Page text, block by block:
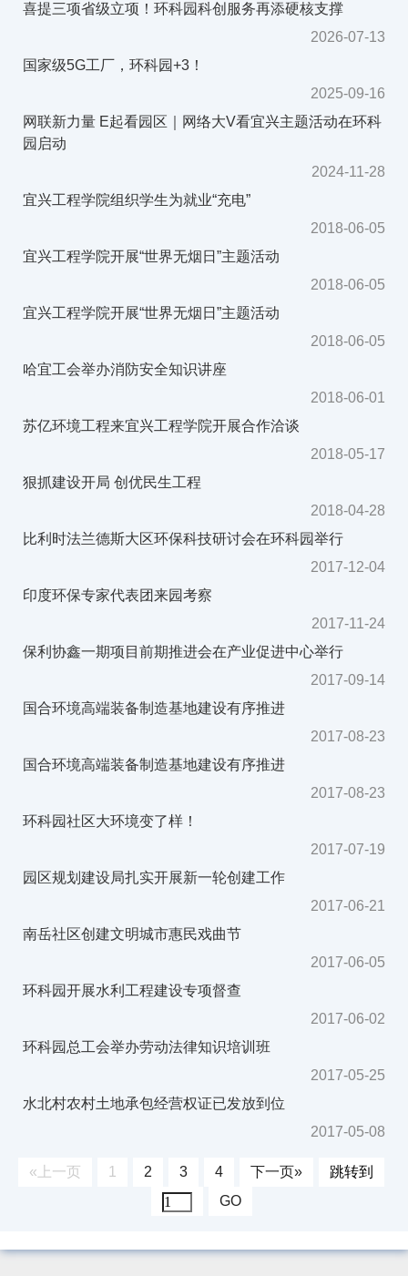
喜提三项省级立项！环科园科创服务再添硬核支撑
2026-07-13
国家级5G工厂，环科园+3！
2025-09-16
网联新力量 E起看园区｜网络大V看宜兴主题活动在环科
园启动
2024-11-28
宜兴工程学院组织学生为就业“充电”
2018-06-05
宜兴工程学院开展“世界无烟日”主题活动
2018-06-05
宜兴工程学院开展“世界无烟日”主题活动
2018-06-05
哈宜工会举办消防安全知识讲座
2018-06-01
苏亿环境工程来宜兴工程学院开展合作洽谈
2018-05-17
狠抓建设开局 创优民生工程
2018-04-28
比利时法兰德斯大区环保科技研讨会在环科园举行
2017-12-04
印度环保专家代表团来园考察
2017-11-24
保利协鑫一期项目前期推进会在产业促进中心举行
2017-09-14
国合环境高端装备制造基地建设有序推进
2017-08-23
国合环境高端装备制造基地建设有序推进
2017-08-23
环科园社区大环境变了样！
2017-07-19
园区规划建设局扎实开展新一轮创建工作
2017-06-21
南岳社区创建文明城市惠民戏曲节
2017-06-05
环科园开展水利工程建设专项督查
2017-06-02
环科园总工会举办劳动法律知识培训班
2017-05-25
水北村农村土地承包经营权证已发放到位
2017-05-08
«上一页 1 2 3 4 下一页»
跳转到
GO